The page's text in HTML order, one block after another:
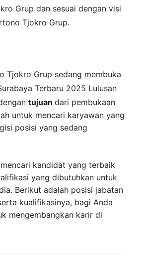
Grup dan sesuai dengan visi
Tjokro Grup.
Tjokro Grup sedang membuka
Terbaru 2025 Lulusan
tujuan dari pembukaan
untuk mencari karyawan yang
posisi yang sedang
kandidat yang terbaik
yang dibutuhkan untuk
Berikut adalah posisi jabatan
kualifikasinya, bagi Anda
mengembangkan karir di